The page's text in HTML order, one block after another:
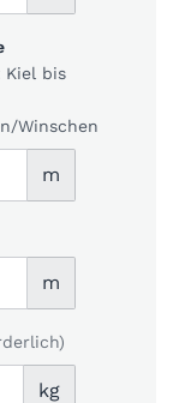
bis
Winschen
m
m
kg